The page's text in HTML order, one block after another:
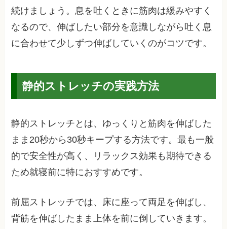
続けましょう。息を吐くときに筋肉は緩みやすく
なるので、伸ばしたい部分を意識しながら吐く息
に合わせて少しずつ伸ばしていくのがコツです。
静的ストレッチの実践方法
静的ストレッチとは、ゆっくりと筋肉を伸ばした
まま20秒から30秒キープする方法です。最も一般
的で安全性が高く、リラックス効果も期待できる
ため就寝前に特におすすめです。
前屈ストレッチでは、床に座って両足を伸ばし、
背筋を伸ばしたまま上体を前に倒していきます。